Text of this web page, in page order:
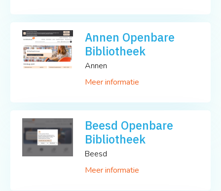
Annen Openbare
Bibliotheek
Annen
Meer informatie
Beesd Openbare
Bibliotheek
Beesd
Meer informatie